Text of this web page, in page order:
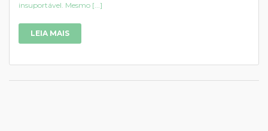
insuportável. Mesmo [...]
LEIA MAIS